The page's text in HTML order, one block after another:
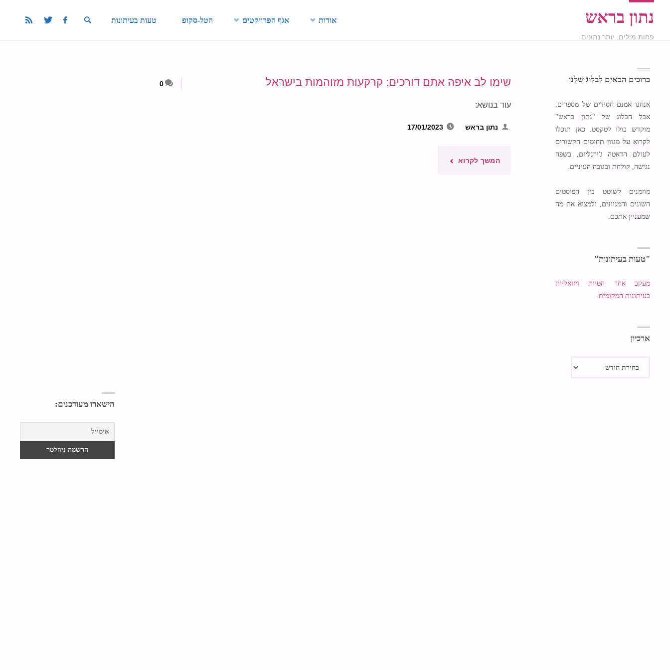
נתון בראש
פחות מילים, יותר נתונים
אודות אגף הפרויקטים הטל-סקופ טעות בעיתונות
שימו לב איפה אתם דורכים: קרקעות מזוהמות בישראל 0
עוד בנושא:
נתון בראש 17/01/2023
המשך לקרוא "שימו
ברוכים הבאים לבלוג שלנו
אנחנו אמנם חסידים של מספרים,
אבל הבלוג של "נתון בראש"
מוקדש כולו לטקסט. כאן תוכלו
לקרוא על מגוון תחומים הקשורים
לעולם הדאטה ג'ורנליזם, בשפה
נגישה, קולחת ובגובה העיניים.
מוזמנים לשוטט בין הפוסטים
השונים והמגוונים, ולמצוא את מה
שמעניין אתכם.
"טעות בעיתונות"
מעקב אחר הטיות ויזואליות
בעיתונות המקומית.
ארכיון
הישארו מעודכנים: